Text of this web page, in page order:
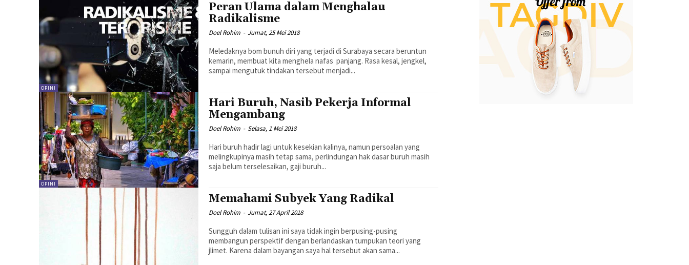
OPINI
Peran Ulama dalam Menghalau
Radikalisme
Doel Rohim - Jumat, 25 Mei 2018
Meledaknya bom bunuh diri yang terjadi di Surabaya secara beruntun
kemarin, membuat kita menghela nafas panjang. Rasa kesal, jengkel,
sampai mengutuk tindakan tersebut menjadi...
OPINI
Hari Buruh, Nasib Pekerja Informal
Mengambang
Doel Rohim - Selasa, 1 Mei 2018
Hari buruh hadir lagi untuk kesekian kalinya, namun persoalan yang
melingkupinya masih tetap sama, perlindungan hak dasar buruh masih
saja belum terselesaikan, gaji buruh...
Memahami Subyek Yang Radikal
Doel Rohim - Jumat, 27 April 2018
Sungguh dalam tulisan ini saya tidak ingin berpusing-pusing
membangun perspektif dengan berlandaskan tumpukan teori yang
jlimet. Karena dalam bayangan saya hal tersebut akan sama...